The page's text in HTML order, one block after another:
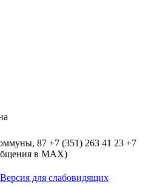
87 +7 (351) 263 41 23 +7
в MAX)
Версия для слабовидящих